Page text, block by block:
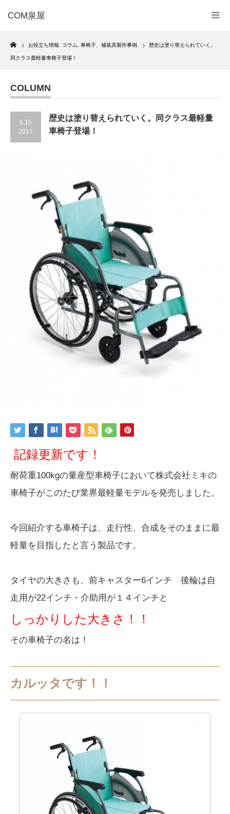
COM泉屋
Home
お役立ち情報 コラム 車椅子、補装具製作事例 歴史は塗り替えられていく。
同クラス最軽量車椅子登場！
COLUMN
6.15
2017
歴史は塗り替えられていく。同クラス最軽量
車椅子登場！
記録更新です！
耐荷重100kgの量産型車椅子において株式会社ミキの
車椅子がこのたび業界最軽量モデルを発売しました。
今回紹介する車椅子は、走行性、合成をそのままに最
軽量を目指したと言う製品です。
タイヤの大きさも、前キャスター6インチ 後輪は自
走用が22インチ・介助用が１４インチと
しっかりした大きさ！！
その車椅子の名は！
カルッタです！！